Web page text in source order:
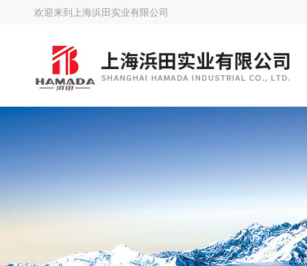
欢迎来到 上海浜田实业有限公司